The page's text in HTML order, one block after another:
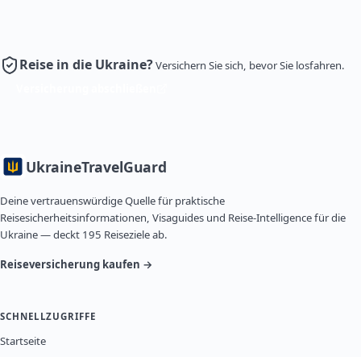
Reise in die Ukraine?Versichern Sie sich, bevor Sie losfahren.
UkraineTravelGuard
Deine vertrauenswürdige Quelle für praktische
Reisesicherheitsinformationen, Visaguides und Reise-Intelligence für die
Ukraine — deckt 195 Reiseziele ab.
Reiseversicherung kaufen →
SCHNELLZUGRIFFE
Startseite